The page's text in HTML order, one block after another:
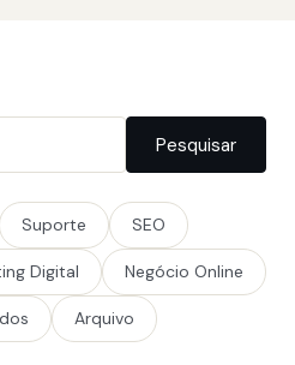
Pesquisar
Suporte SEO
Digital Negócio Online
Arquivo